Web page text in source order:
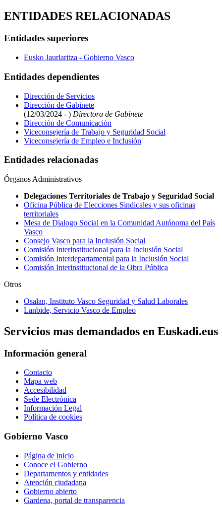
ENTIDADES RELACIONADAS
Entidades superiores
Eusko Jaurlaritza - Gobierno Vasco
Entidades dependientes
Dirección de Servicios
Dirección de Gabinete
(12/03/2024 - ) Directora de Gabinete
Dirección de Comunicación
Viceconsejería de Trabajo y Seguridad Social
Viceconsejería de Empleo e Inclusión
Entidades relacionadas
Órganos Administrativos
Delegaciones Territoriales de Trabajo y Seguridad Social
Oficina Pública de Elecciones Sindicales y sus oficinas
territoriales
Mesa de Dialogo Social en la Comunidad Autónoma del País
Vasco
Consejo Vasco para la Inclusión Social
Comisión Interinstitucional para la Inclusión Social
Comisión Interdepartamental para la Inclusión Social
Comisión Interinstitucional de la Obra Pública
Otros
Osalan, Instituto Vasco Seguridad y Salud Laborales
Lanbide, Servicio Vasco de Empleo
Servicios mas demandados en Euskadi.eus
Información general
Contacto
Mapa web
Accesibilidad
Sede Electrónica
Información Legal
Política de cookies
Gobierno Vasco
Página de inicio
Conoce el Gobierno
Departamentos y entidades
Atención ciudadana
Gobierno abierto
Gardena, portal de transparencia